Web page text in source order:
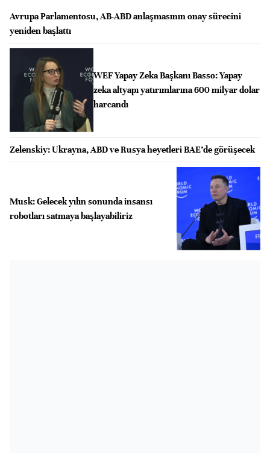
Avrupa Parlamentosu, AB-ABD anlaşmasının onay sürecini
yeniden başlattı
WEF Yapay Zeka Başkanı Basso: Yapay
zeka altyapı yatırımlarına 600 milyar dolar
harcandı
Zelenskiy: Ukrayna, ABD ve Rusya heyetleri BAE’de görüşecek
Musk: Gelecek yılın sonunda insansı
robotları satmaya başlayabiliriz